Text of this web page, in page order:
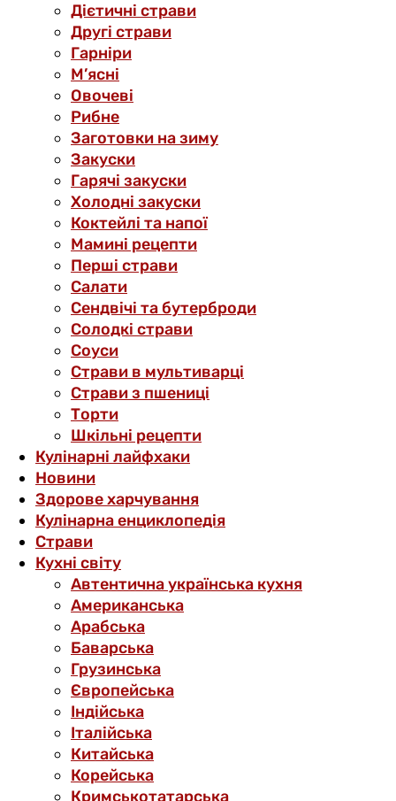
Дієтичні страви
Другі страви
Гарніри
М’ясні
Овочеві
Рибне
Заготовки на зиму
Закуски
Гарячі закуски
Холодні закуски
Коктейлі та напої
Мамині рецепти
Перші страви
Салати
Сендвічі та бутерброди
Солодкі страви
Соуси
Страви в мультиварці
Страви з пшениці
Торти
Шкільні рецепти
Кулінарні лайфхаки
Новини
Здорове харчування
Кулінарна енциклопедія
Страви
Кухні світу
Автентична українська кухня
Американська
Арабська
Баварська
Грузинська
Європейська
Індійська
Італійська
Китайська
Корейська
Кримськотатарська